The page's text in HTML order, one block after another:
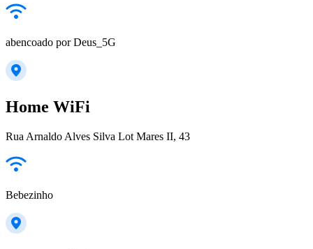
abencoado por Deus_5G
Home WiFi
Rua Arnaldo Alves Silva Lot Mares II, 43
Bebezinho